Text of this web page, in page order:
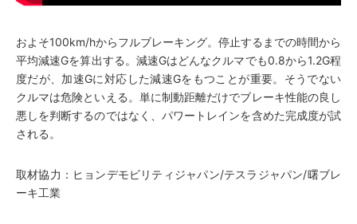
およそ100km/hからフルブレーキング。停止するまでの時間から
平均減速Gを算出する。減速Gはどんなクルマでも0.8から1.2G程
度だが、加速Gに対応した減速Gをもつことが重要。そうでない
クルマは危険といえる。単に制動距離だけでブレーキ性能の良し
悪しを判断するのではなく、パワートレインを含めた完成度が試
される。
取材協力：ヒョンデモビリティジャパン/テスラジャパン/曙ブレ
ーキ工業